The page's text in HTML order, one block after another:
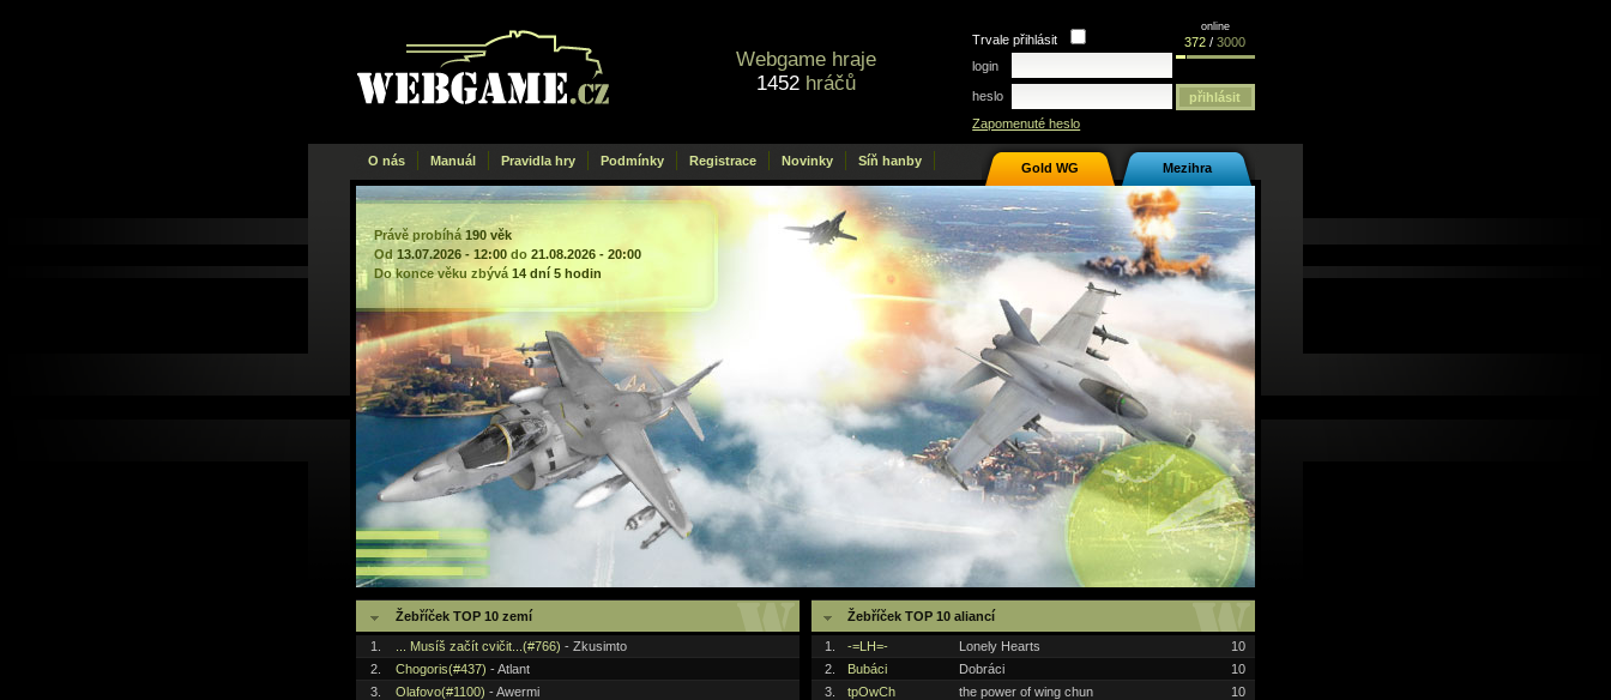
Webgame.cz
Webgame hraje
1452hráčů
Trvale přihlásit
online
372 /3000
login
heslo
Zapomenuté heslo
O nás Manuál Pravidla hry Podmínky Registrace Novinky Síň hanby Mezihra
Gold WG
Právě probíhá 190 věk
Od 13.07.2026 - 12:00 do 21.08.2026 - 20:00
Do konce věku zbývá 14 dní 5 hodin
Žebříček TOP 10 zemí
1. ... Musíš začít cvičit...(#766) - Zkusimto
2.
Chogoris(#437) - Atlant
3.
Olafovo(#1100) - Awermi
Žebříček TOP 10 aliancí
1. -=LH=- Lonely Hearts
10
2.
Bubáci Dobráci
10
3.
tpOwCh the power of wing chun
10